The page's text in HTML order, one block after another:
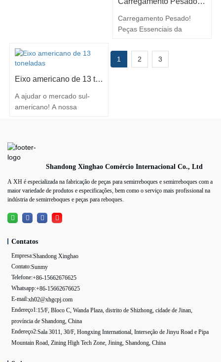
Carregamento Pesado!
Peças Essenciais da
Enviadas em Lotes para a
América do Sul para Ajudar
Eixo americano de 13 toneladas
A ajudar o mercado sul-
americano! A nossa
completo de soluções de
acessórios. Recentemente,
a nossa empresa fechou
uma encomenda importante
com um cliente cooperativo
de longa data na América
do Sul, entregou com
1 2 3
Shandong Xinghao Comércio Internacional Co., Ltd
A XH é especializada na fabricação de peças para semirreboques e semirreboques com a
maior variedade de produtos e especificações, bem como o serviço mais profissional na
indústria de semirreboques e peças para reboques.
Contatos
Empresa:Shandong Xinghao
Contato:Sunmy
Telefone:+86-15662676625
Whatsapp:+86-15662676625
E-mail:xh02@xhgcpj.com
Endereço1:15/F, Bloco C, Wanda Plaza, distrito de Shizhong, cidade de Jinan,
província de Shandong, China
Endereço2:Sala 3011, 30/F, Hongxing International, Interseção de Jinyu Road e Pipa
Mountain Road, Zining High Tech Zone, Jining, Shandong, China